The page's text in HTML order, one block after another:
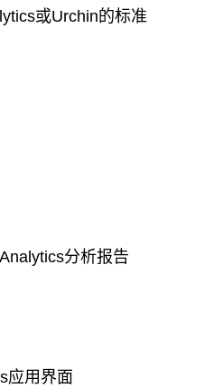
或Urchin的标准
分析报告
应用界面